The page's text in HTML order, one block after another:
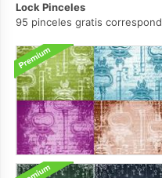
Lock Pinceles
95 pinceles gratis